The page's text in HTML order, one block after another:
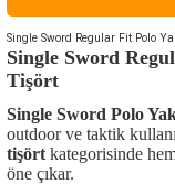
Single Sword Regular Fit Polo
Single Sword
Tişört
Single Sword Polo
outdoor ve taktik
tişört kategorisinde
öne çıkar.